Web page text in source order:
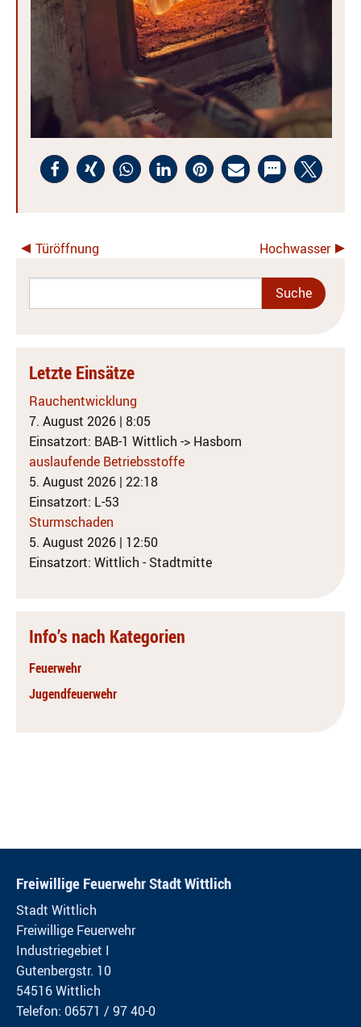
Türöffnung Hochwasser
Letzte Einsätze
Rauchentwicklung
7. August 2026 | 8:05
Einsatzort: BAB-1 Wittlich -> Hasborn
auslaufende Betriebsstoffe
5. August 2026 | 22:18
Einsatzort: L-53
Sturmschaden
5. August 2026 | 12:50
Einsatzort: Wittlich - Stadtmitte
Info’s nach Kategorien
Feuerwehr
Jugendfeuerwehr
Freiwillige Feuerwehr Stadt Wittlich
Stadt Wittlich
Freiwillige Feuerwehr
Industriegebiet I
Gutenbergstr. 10
54516 Wittlich
Telefon: 06571 / 97 40-0